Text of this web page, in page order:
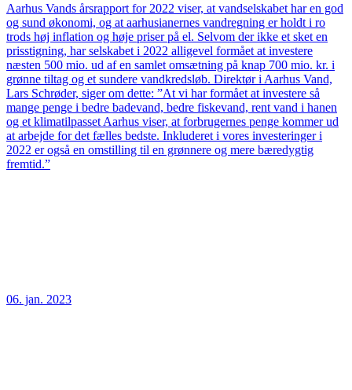
Aarhus Vands årsrapport for 2022 viser, at vandselskabet har en god
og sund økonomi, og at aarhusianernes vandregning er holdt i ro
trods høj inflation og høje priser på el. Selvom der ikke et sket en
prisstigning, har selskabet i 2022 alligevel formået at investere
næsten 500 mio. ud af en samlet omsætning på knap 700 mio. kr. i
grønne tiltag og et sundere vandkredsløb. Direktør i Aarhus Vand,
Lars Schrøder, siger om dette: ”At vi har formået at investere så
mange penge i bedre badevand, bedre fiskevand, rent vand i hanen
og et klimatilpasset Aarhus viser, at forbrugernes penge kommer ud
at arbejde for det fælles bedste. Inkluderet i vores investeringer i
2022 er også en omstilling til en grønnere og mere bæredygtig
fremtid.”
06. jan. 2023